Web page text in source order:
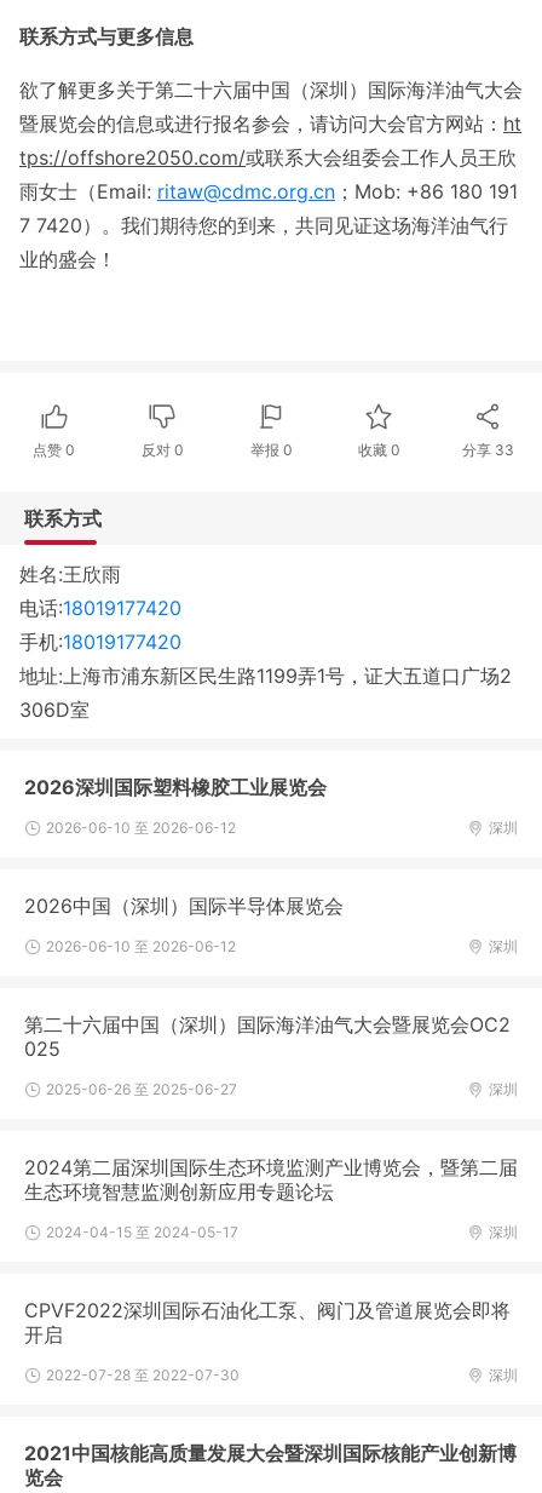
联系方式与更多信息
欲了解更多关于第二十六届中国（深圳）国际海洋油气大会
暨展览会的信息或进行报名参会，请访问大会官方网站： ht
tps://offshore2050.com/或联系大会组委会工作人员王欣
雨女士（Email: ritaw@cdmc.org.cn ；Mob: +86 180 191
7 7420）。我们期待您的到来，共同见证这场海洋油气行
业的盛会！
点赞0 反对 0 举报 0 收藏 0 分享 33
联系方式
姓名:王欣雨
电话:18019177420
手机:18019177420
地址:上海市浦东新区民生路1199弄1号，证大五道口广场2
306D室
2026深圳国际塑料橡胶工业展览会
深圳
2026-06-10 至 2026-06-12
2026中国（深圳）国际半导体展览会
深圳
2026-06-10 至 2026-06-12
第二十六届中国（深圳）国际海洋油气大会暨展览会OC2
025
深圳
2025-06-26 至 2025-06-27
2024第二届深圳国际生态环境监测产业博览会，暨第二届
生态环境智慧监测创新应用专题论坛
深圳
2024-04-15 至 2024-05-17
CPVF2022深圳国际石油化工泵、阀门及管道展览会即将
开启
深圳
2022-07-28 至 2022-07-30
2021中国核能高质量发展大会暨深圳国际核能产业创新博
览会